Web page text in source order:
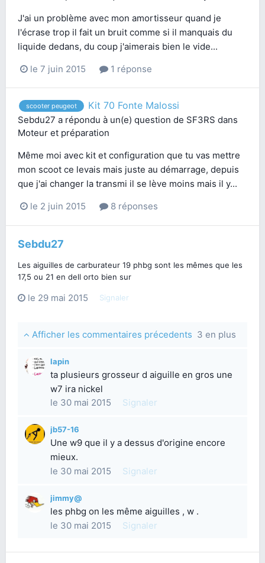
J'ai un problème avec mon amortisseur quand je
l'écrase trop il fait un bruit comme si il manquais du
liquide dedans, du coup j'aimerais bien le vide...
le 7 juin 2015 1 réponse
scooter peugeot Kit 70 Fonte Malossi
Sebdu27 a répondu à un(e) question de SF3RS dans
Moteur et préparation
Même moi avec kit et configuration que tu vas mettre
mon scoot ce levais mais juste au démarrage, depuis
que j'ai changer la transmi il se lève moins mais il y...
le 2 juin 2015 8 réponses
Sebdu27
Les aiguilles de carburateur 19 phbg sont les mêmes que les
17,5 ou 21 en dell orto bien sur
le 29 mai 2015 Signaler
Afficher les commentaires précedents 3 en plus
lapin
ta plusieurs grosseur d aiguille en gros une
w7 ira nickel
le 30 mai 2015
Signaler
jb57-16
Une w9 que il y a dessus d'origine encore
mieux.
le 30 mai 2015
Signaler
jimmy@
les phbg on les même aiguilles , w .
le 30 mai 2015
Signaler